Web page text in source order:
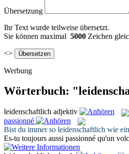
Übersetzung
Ihr Text wurde teilweise übersetzt.
Sie können maximal 5000 Zeichen
<>
Werbung
Wörterbuch:
leidenschaftlich adjektiv
passionné
Bist du immer so leidenschaftlich wie
Es-tu toujours aussi passionné qu'un